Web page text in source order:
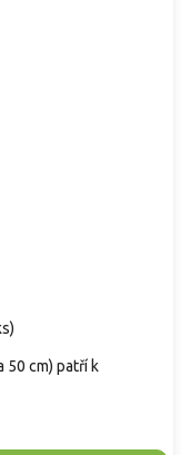
)
50 cm) patří k